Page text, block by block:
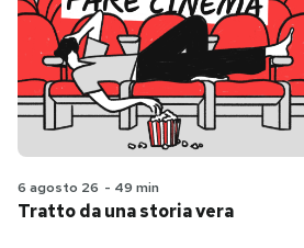
6 agosto 26 - 49 min
Tratto da una storia vera